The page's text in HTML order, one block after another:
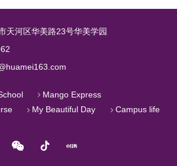
天河区华美路23号华美学园
Mango Express
My Beautiful Day Campus life